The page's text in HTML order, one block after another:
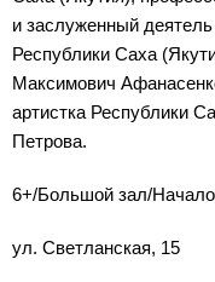
и заслуженный
Республики Саха
Максимович
артистка Республики
Петрова.
6+/Большой зал/
ул. Светланская, 15